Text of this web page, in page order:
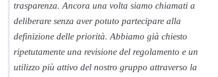
trasparenza. Ancora una volta siamo chiamati a
deliberare senza aver potuto partecipare alla
definizione delle priorità. Abbiamo già chiesto
ripetutamente una revisione del regolamento e un
utilizzo più attivo del nostro gruppo attraverso la